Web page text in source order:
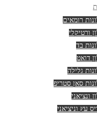
רומאים
ורטיקלי
בד
דואט
גלילה
סאן סטריפ
ונציאני
עץ וניציאני